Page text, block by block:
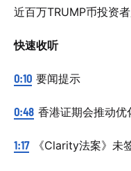
近百万TRUMP币投资
快速收听
0:10 要闻提示
0:48 香港证期会推动优
1:17 《Clarity法案》未